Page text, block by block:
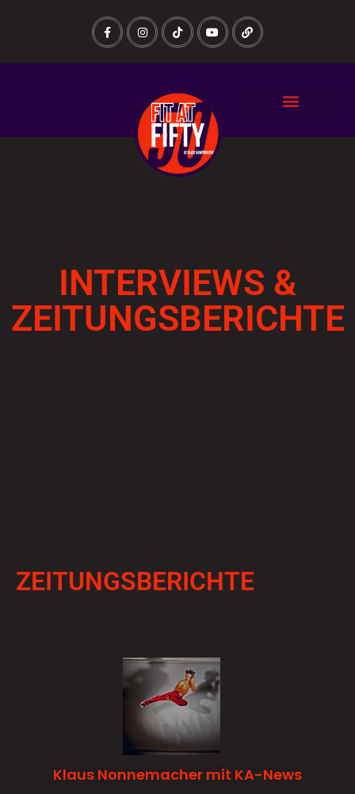
INTERVIEWS &
ZEITUNGSBERICHTE
ZEITUNGSBERICHTE
Klaus Nonnemacher mit KA-News